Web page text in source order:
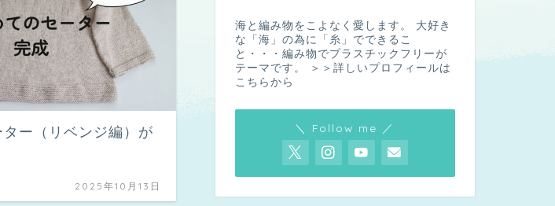
ー（リベンジ編）が
2025年10月13日
海と編み物をこよなく愛します。 大好き
な「海」の為に「糸」でできるこ
と・・・編み物でプラスチックフリーが
テーマです。
＞＞詳しいプロフィールは
こちらから
＼ Follow me ／